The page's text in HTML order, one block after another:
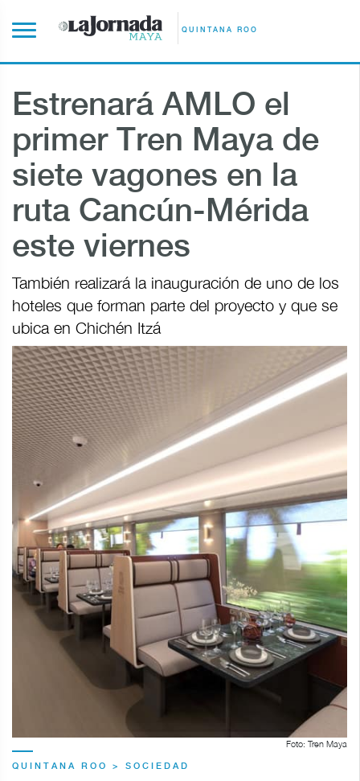
QUINTANA ROO
Estrenará AMLO el
primer Tren Maya de
siete vagones en la
ruta Cancún-Mérida
este viernes
También realizará la inauguración de uno de los
hoteles que forman parte del proyecto y que se
ubica en Chichén Itzá
Foto: Tren Maya
QUINTANA ROO > SOCIEDAD